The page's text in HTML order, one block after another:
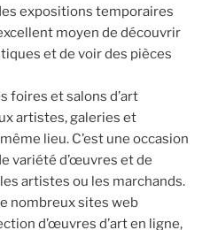
expositions temporaires
moyen de découvrir
et de voir des pièces
foires et salons d’art
artistes, galeries et
lieu. C’est une occasion
variété d’œuvres et de
artistes ou les marchands.
nombreux sites web
d’œuvres d’art en ligne,